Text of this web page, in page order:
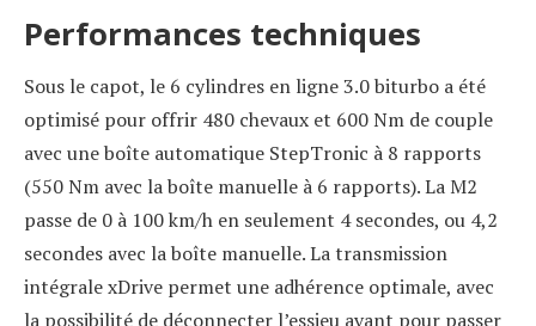
Performances techniques
Sous le capot, le 6 cylindres en ligne 3.0 biturbo a été
optimisé pour offrir 480 chevaux et 600 Nm de couple
avec une boîte automatique StepTronic à 8 rapports
(550 Nm avec la boîte manuelle à 6 rapports). La M2
passe de 0 à 100 km/h en seulement 4 secondes, ou 4,2
secondes avec la boîte manuelle. La transmission
intégrale xDrive permet une adhérence optimale, avec
la possibilité de déconnecter l’essieu avant pour passer